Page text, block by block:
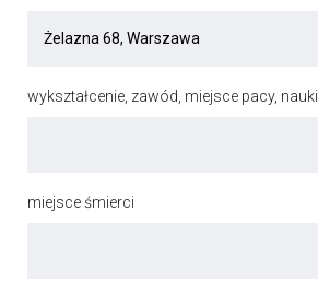
wykształcenie, zawód, miejsce pacy, nauki
miejsce śmierci